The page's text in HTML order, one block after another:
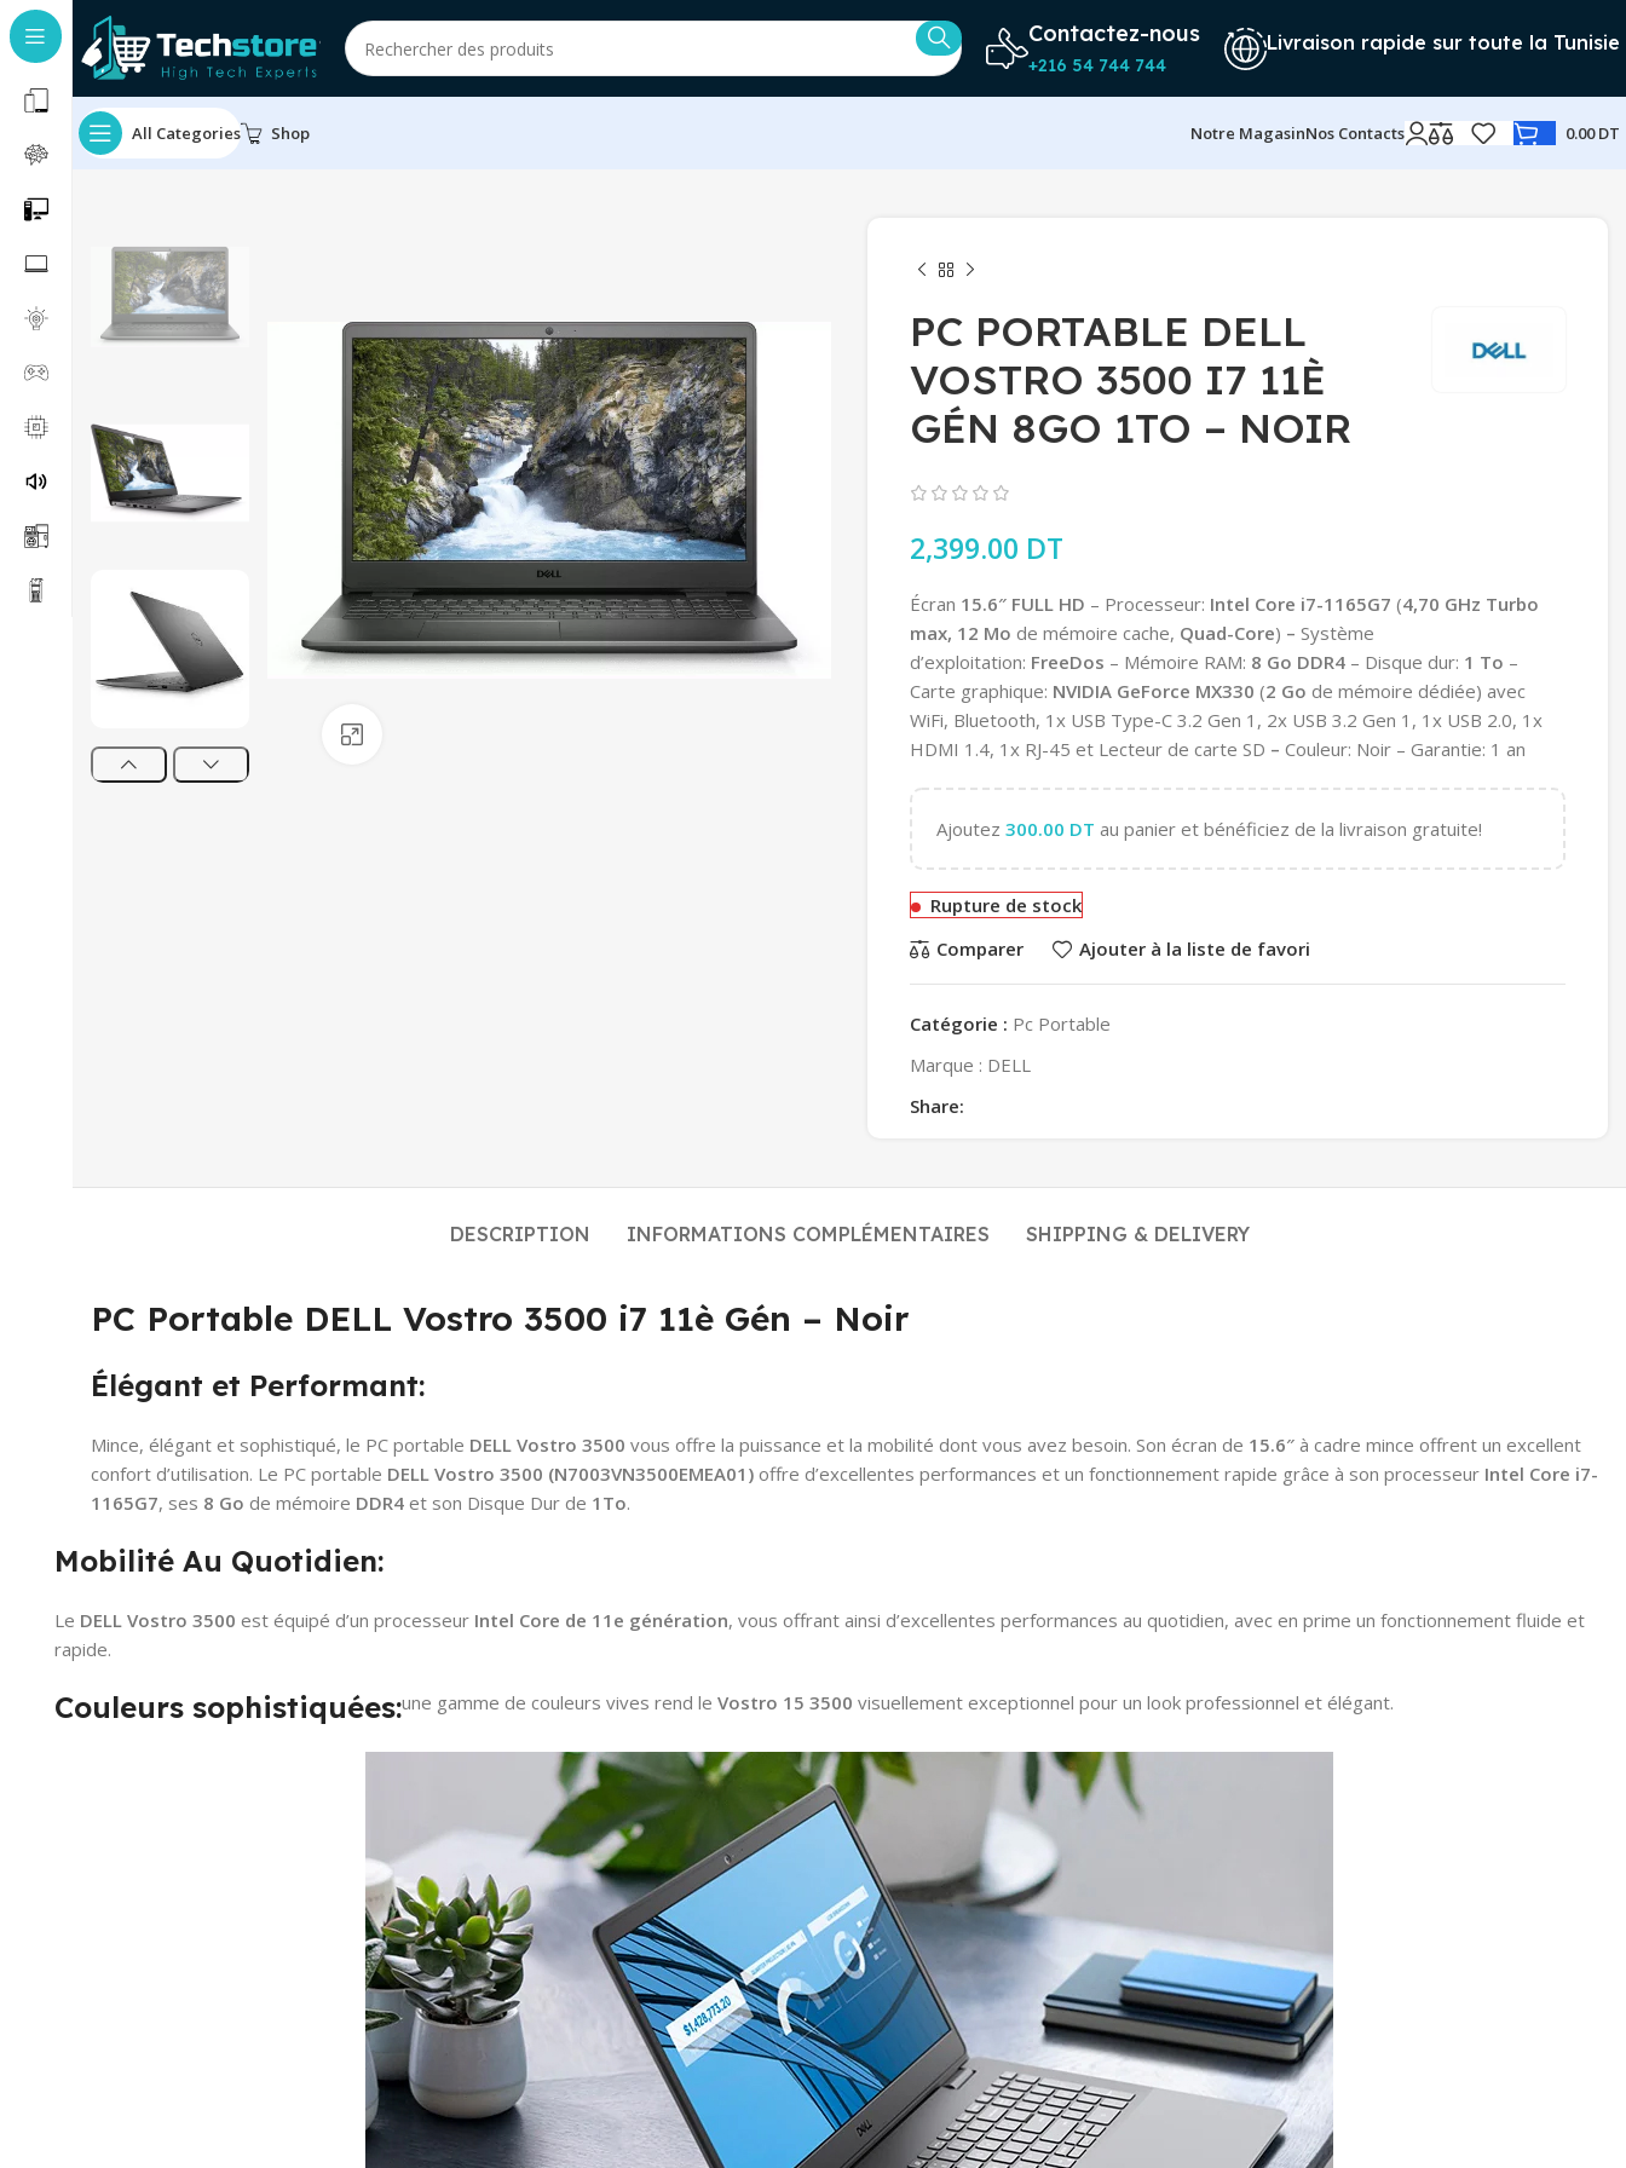
Contactez-nous
+216 54 744 744
Livraison rapide sur toute la Tunisie
All Categories Shop Notre MagasinNos Contacts 0.00DT
PC PORTABLE DELL
VOSTRO 3500 I7 11È
GÉN 8GO 1TO – NOIR
2,399.00 DT
Écran 15.6″ FULL HD – Processeur: Intel Core i7-1165G7 (4,70 GHz Turbo
max, 12 Mo de mémoire cache, Quad-Core) – Système
d’exploitation: FreeDos – Mémoire RAM: 8 Go DDR4 – Disque dur: 1 To –
Carte graphique: NVIDIA GeForce MX330 (2 Go de mémoire dédiée) avec
WiFi, Bluetooth, 1x USB Type-C 3.2 Gen 1, 2x USB 3.2 Gen 1, 1x USB 2.0, 1x
HDMI 1.4, 1x RJ-45 et Lecteur de carte SD – Couleur: Noir – Garantie: 1 an
Ajoutez 300.00 DT au panier et bénéficiez de la livraison gratuite!
Rupture de stock
Comparer
Ajouter à la liste de favori
Catégorie : Pc Portable
Marque : DELL
Share:
DESCRIPTION INFORMATIONS COMPLÉMENTAIRES SHIPPING & DELIVERY
PC Portable DELL Vostro 3500 i7 11è Gén – Noir
Élégant et Performant:
Mince, élégant et sophistiqué, le PC portable DELL Vostro 3500 vous offre la puissance et la mobilité dont vous avez besoin. Son écran de 15.6″ à cadre mince offrent un excellent
confort d’utilisation. Le PC portable DELL Vostro 3500 (N7003VN3500EMEA01) offre d’excellentes performances et un fonctionnement rapide grâce à son processeur Intel Core i7-
1165G7, ses 8 Go de mémoire DDR4 et son Disque Dur de 1To.
Mobilité Au Quotidien:
Le DELL Vostro 3500 est équipé d’un processeur Intel Core de 11e génération, vous offrant ainsi d’excellentes performances au quotidien, avec en prime un fonctionnement fluide et
rapide.
Couleurs sophistiquées:une gamme de couleurs vives rend le Vostro 15 3500 visuellement exceptionnel pour un look professionnel et élégant.